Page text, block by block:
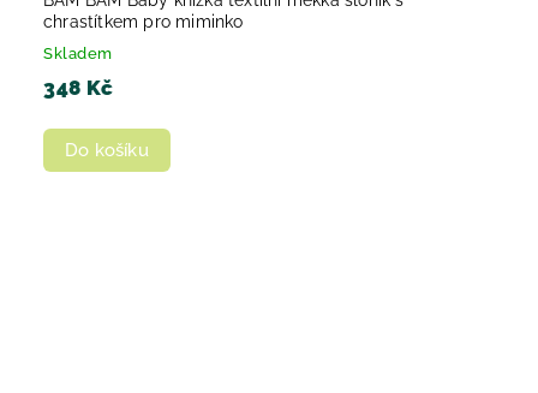
chrastítkem pro miminko
Skladem
348 Kč
Do košíku